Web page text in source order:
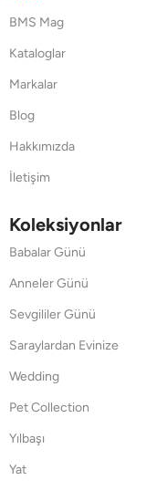
BMS Mag
Kataloglar
Markalar
Blog
Hakkımızda
İletişim
Koleksiyonlar
Babalar Günü
Anneler Günü
Sevgililer Günü
Saraylardan Evinize
Wedding
Pet Collection
Yılbaşı
Yat